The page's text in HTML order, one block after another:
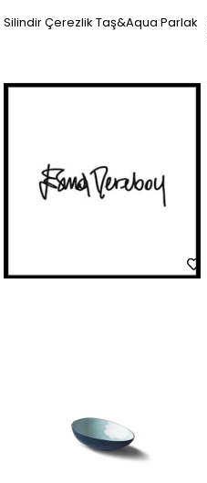
Silindir Çerezlik Taş&Aqua Parlak